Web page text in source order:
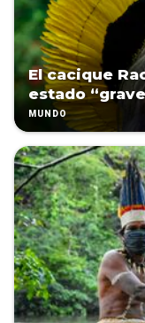
El cacique
estado
MUNDO